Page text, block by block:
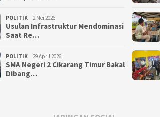
POLITIK 2 Mei 2026
Usulan Infrastruktur Mendominasi
Saat Re…
POLITIK 29 April 2026
SMA Negeri 2 Cikarang Timur Bakal
Dibang…